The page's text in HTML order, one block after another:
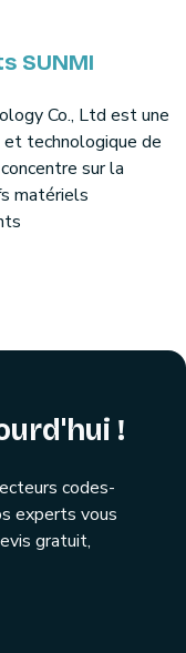
SUNMI
Co., Ltd est une
technologique de
sur la
matériels
!
codes-
experts vous
gratuit,